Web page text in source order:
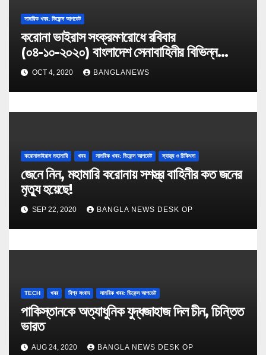
সামরিক খবর: ডিফেন্স আপডেট
করোনা ভাইরাস সংক্রমণরোধে রবিবার
(০৪-১০-২০২০) বাংলাদেশ সেনাবাহিনীর বিভিন্ন
কার্যক্রম
OCT 4, 2020 BANGLANEWS
করোনাভাইরাস মহামারি খবর সামরিক খবর: ডিফেন্স আপডেট স্বাস্থ্য ও চিকিৎসা
জেনে নিন, মহামারি করোনায় সশস্ত্র বাহিনীর কত জনের
মৃত্যু হয়েছে!
SEP 22, 2020 BANGLA NEWS DESK OP
TECH খবর বিশ্ব সংবাদ সামরিক খবর: ডিফেন্স আপডেট
পাকিস্তানকে অত্যাধুনিক যুদ্ধজাহাজ দিল চীন, চিন্তিত
ভারত
AUG 24, 2020 BANGLA NEWS DESK OP